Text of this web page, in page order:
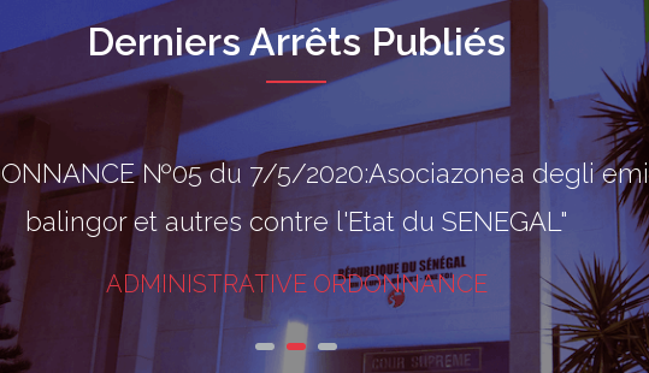
Derniers Arrêts Publiés
№05 du 7/5/2020:Asociazonea degli
balingor et autres contre l'Etat du SENEGAL
ADMINISTRATIVE ORDONNANCE